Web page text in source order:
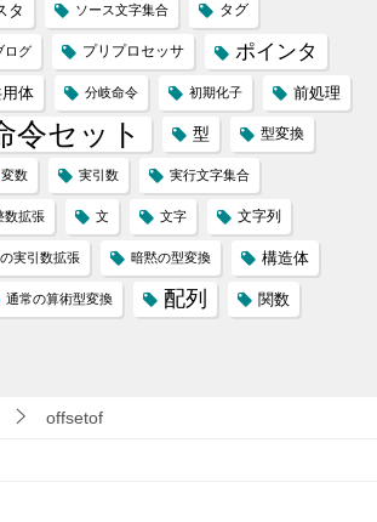
タ ソース文字集合 タグ
ログ プリプロセッサ ポインタ
体 分岐命令 初期化子 前処理
令セット 型 型変換
変数 実引数 実行文字集合
数拡張 文 文字 文字列
実引数拡張 暗黙の型変換 構造体
通常の算術型変換 配列 関数
offsetof